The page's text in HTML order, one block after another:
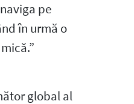
pe
în urmă o
global al